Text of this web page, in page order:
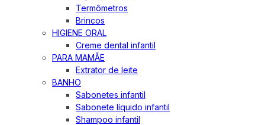
Termômetros
Brincos
HIGIENE ORAL
Creme dental infantil
PARA MAMÃE
Extrator de leite
BANHO
Sabonetes infantil
Sabonete líquido infantil
Shampoo infantil